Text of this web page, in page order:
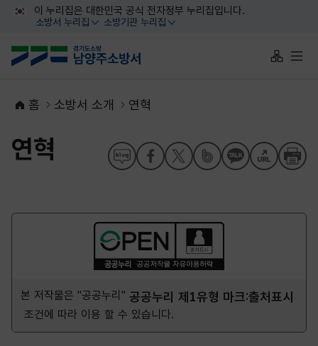
대메뉴 바로가기
본문 바로가기
이 누리집은 대한민국 공식 전자정부 누리집입니다.
소방서 누리집
열기
소방기관 누리집
열기
사이트맵
전체
홈 소방서 소개 연혁
연혁
본 저작물은 "공공누리" 공공누리 제1유형 마크:출처표시
조건에 따라 이용 할 수 있습니다.